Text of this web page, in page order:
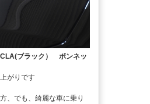
ブラック） ボンネッ
がりです
、でも、綺麗な車に乗り